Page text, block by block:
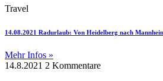
Travel
14.08.2021 Radurlaub: Von Heidelberg nach
Mehr Infos »
14.8.2021 2 Kommentare